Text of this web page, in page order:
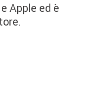
Apple ed è